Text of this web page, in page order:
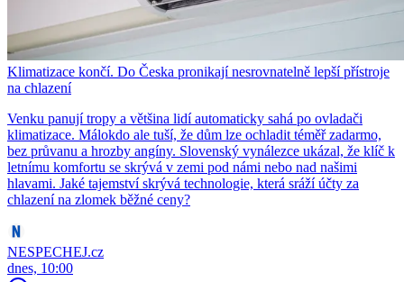
Klimatizace končí. Do Česka pronikají nesrovnatelně lepší přístroje
na chlazení
Venku panují tropy a většina lidí automaticky sahá po ovladači
klimatizace. Málokdo ale tuší, že dům lze ochladit téměř zadarmo,
bez průvanu a hrozby angíny. Slovenský vynálezce ukázal, že klíč k
letnímu komfortu se skrývá v zemi pod námi nebo nad našimi
hlavami. Jaké tajemství skrývá technologie, která sráží účty za
chlazení na zlomek běžné ceny?
NESPECHEJ.cz
dnes, 10:00